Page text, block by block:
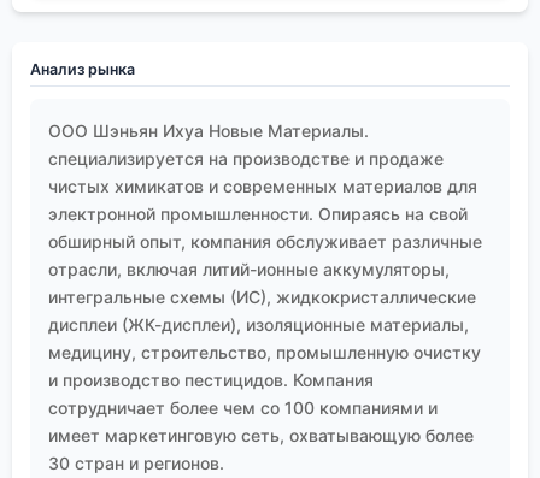
четкого определения задачи. И успех его
а от того, насколько глубоко ты погрузился в
негативный, и внимание к деталям — здесь
лучшие советчики.
Анализ рынка
ООО Шэньян Ихуа Новые Материалы.
специализируется на производстве и продаже
чистых химикатов и современных материалов для
электронной промышленности. Опираясь на свой
обширный опыт, компания обслуживает различные
отрасли, включая литий-ионные аккумуляторы,
интегральные схемы (ИС), жидкокристаллические
дисплеи (ЖК-дисплеи), изоляционные материалы,
медицину, строительство, промышленную очистку
и производство пестицидов. Компания
сотрудничает более чем со 100 компаниями и
имеет маркетинговую сеть, охватывающую более
30 стран и регионов.